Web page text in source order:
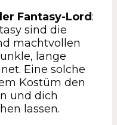
Fantasy-Lord:
sind die
machtvollen
lange
Eine solche
Kostüm den
und dich
lassen.